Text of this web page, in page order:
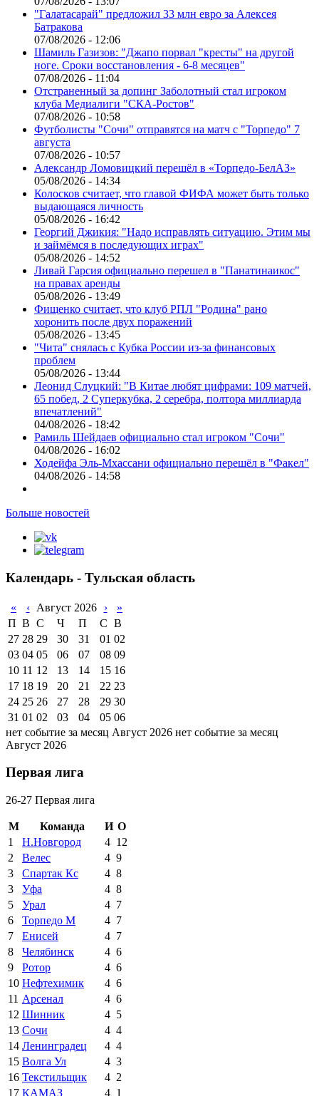
"Галатасарай" предложил 33 млн евро за Алексея
Батракова
07/08/2026 - 12:06
Шамиль Газизов: "Джапо порвал "кресты" на другой
ноге. Сроки восстановления - 6-8 месяцев"
07/08/2026 - 11:04
Отстраненный за допинг Заболотный стал игроком
клуба Медиалиги "СКА-Ростов"
07/08/2026 - 10:58
Футболисты "Сочи" отправятся на матч с "Торпедо" 7
августа
07/08/2026 - 10:57
Александр Ломовицкий перешёл в «Торпедо-БелАЗ»
05/08/2026 - 14:34
Колосков считает, что главой ФИФА может быть только
выдающаяся личность
05/08/2026 - 16:42
Георгий Джикия: "Надо исправлять ситуацию. Этим мы
и займёмся в последующих играх"
05/08/2026 - 14:52
Ливай Гарсия официально перешел в "Панатинаикос"
на правах аренды
05/08/2026 - 13:49
Фищенко считает, что клуб РПЛ "Родина" рано
хоронить после двух поражений
05/08/2026 - 13:45
"Чита" снялась с Кубка России из-за финансовых
проблем
05/08/2026 - 13:44
Леонид Слуцкий: "В Китае любят цифрами: 109 матчей,
65 побед, 2 Суперкубка, 2 серебра, полтора миллиарда
впечатлений"
04/08/2026 - 18:42
Рамиль Шейдаев официально стал игроком "Сочи"
04/08/2026 - 16:02
Ходейфа Эль-Мхассани официально перешёл в "Факел"
04/08/2026 - 14:58
Больше новостей
Календарь - Тульская область
« ‹ Август 2026 ›
»
П В С Ч П С В
27 28 29 30 31 01 02
03 04 05 06 07 08 09
10 11 12 13 14 15 16
17 18 19 20 21 22 23
24 25 26 27 28 29 30
31 01 02 03 04 05 06
нет событие за месяц Август 2026 нет событие за месяц
Август 2026
Первая лига
26-27 Первая лига
М Команда И О
1
Н.Новгород 4 12
2
Велес 4 9
3
Спартак Кс 4 8
3
Уфа 4 8
5
Урал 4 7
6
Торпедо М 4 7
7
Енисей 4 7
8
Челябинск 4 6
9
Ротор 4 6
10 Нефтехимик 4 6
11 Арсенал 4 6
12 Шинник 4 5
13 Сочи 4 4
14 Ленинградец 4 4
15 Волга Ул 4 3
16 Текстильщик 4 2
17 КАМАЗ 4 1